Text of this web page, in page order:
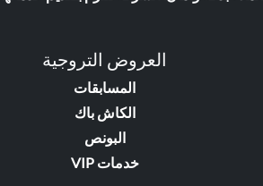
العروض التروجية
المسابقات
الكاش باك
البونص
خدمات VIP